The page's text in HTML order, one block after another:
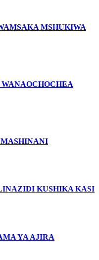
MSHUKIWA
KUSHIKA KASI
YA AJIRA